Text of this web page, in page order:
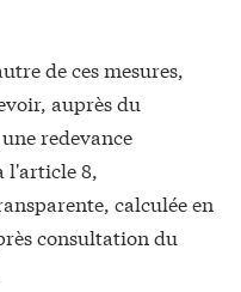
de ces mesures,
auprès du
redevance
l'article 8,
calculée en
consultation du